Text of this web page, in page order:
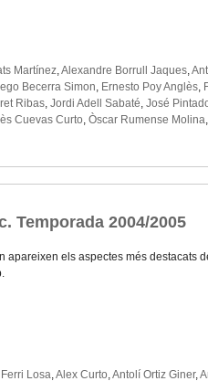
Martínez,Alexandre Borrull Jaques,
Becerra Simon, Ernesto Poy Anglès,
Ribas, Jordi Adell Sabaté, José
Cuevas Curto, Òscar Rumense Molina,
Temporada 2004/2005
apareixen els aspectes més destacats
Losa,Alex Curto,Antolí Ortiz Giner,